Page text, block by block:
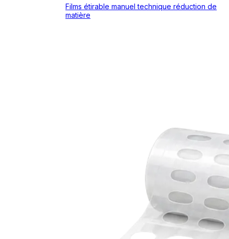
Films étirable manuel technique réduction de
matière